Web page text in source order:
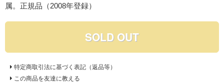
属。正規品（2008年登録）
SOLD OUT
特定商取引法に基づく表記（返品等）
この商品を友達に教える